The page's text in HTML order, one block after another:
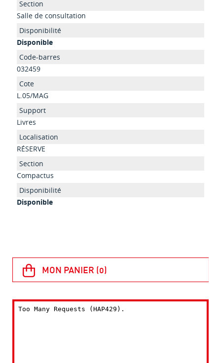
Salle de consultation
Disponible
032459
L.05/MAG
Livres
RÉSERVE
Compactus
Disponible